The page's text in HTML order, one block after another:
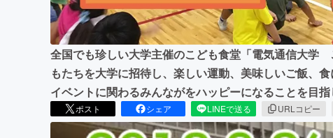
全国でも珍しい大学主催のこども食堂「電気通信大学
もたちを大学に招待し、楽しい運動、美味しいご飯、
イベントに関わるみんながをハッピーになることを目指
ポスト シェア LINEで送る URLコピー